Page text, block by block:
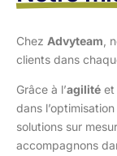
Chez Advyteam ,
clients dans
Grâce à l’agilité et
dans l’optimisation
solutions sur
accompagnons